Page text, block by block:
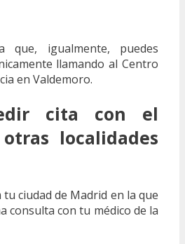
igualmente, puedes
llamando al Centro
en Valdemoro.
cita con el
localidades
tu ciudad de Madrid en la que
consulta con tu médico de la